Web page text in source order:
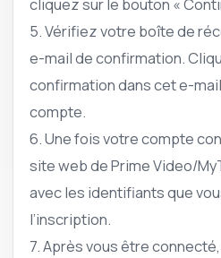
5. Vérifiez votre boîte de
e-mail de confirmation.
confirmation dans cet e-
compte.
6. Une fois votre compte
site web de Prime Video/
avec les identifiants que
l’inscription.
7. Après vous être